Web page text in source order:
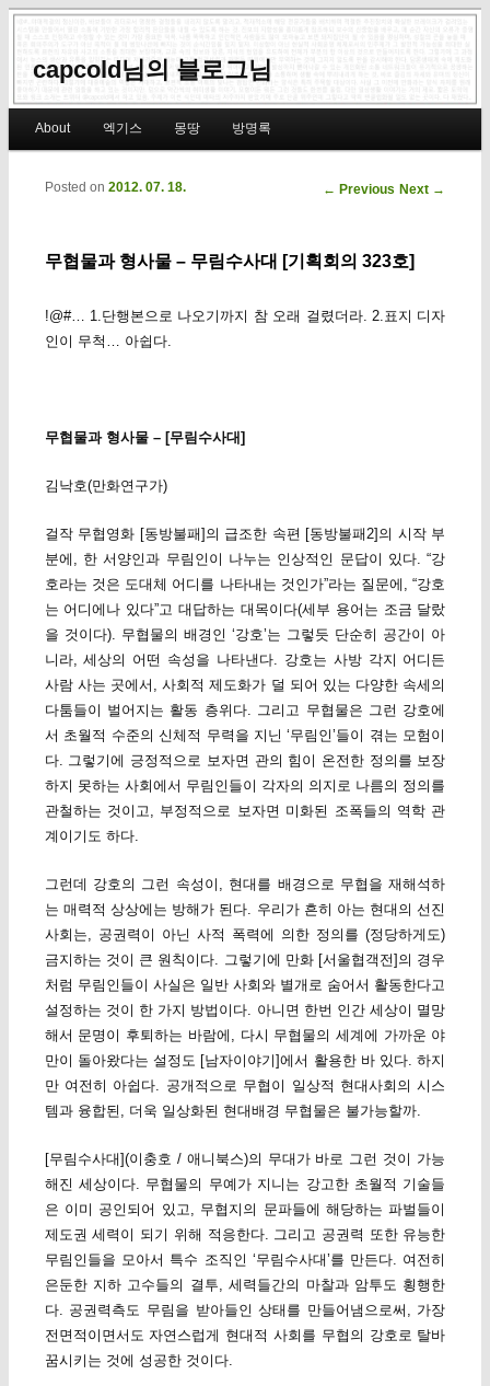
capcold님의 블로그님
Skip to primary content
Skip to secondary content
About 엑기스 몽땅 방명록
Post navigation
← Previous Next →
무협물과 형사물 – 무림수사대 [기획회의 323호]
Posted on 2012. 07. 18.
!@#… 1.단행본으로 나오기까지 참 오래 걸렸더라. 2.표지 디자
인이 무척… 아쉽다.
무협물과 형사물 – [무림수사대]
김낙호(만화연구가)
걸작 무협영화 [동방불패]의 급조한 속편 [동방불패2]의 시작 부
분에, 한 서양인과 무림인이 나누는 인상적인 문답이 있다. “강
호라는 것은 도대체 어디를 나타내는 것인가”라는 질문에, “강호
는 어디에나 있다”고 대답하는 대목이다(세부 용어는 조금 달랐
을 것이다). 무협물의 배경인 ‘강호’는 그렇듯 단순히 공간이 아
니라, 세상의 어떤 속성을 나타낸다. 강호는 사방 각지 어디든
사람 사는 곳에서, 사회적 제도화가 덜 되어 있는 다양한 속세의
다툼들이 벌어지는 활동 층위다. 그리고 무협물은 그런 강호에
서 초월적 수준의 신체적 무력을 지닌 ‘무림인’들이 겪는 모험이
다. 그렇기에 긍정적으로 보자면 관의 힘이 온전한 정의를 보장
하지 못하는 사회에서 무림인들이 각자의 의지로 나름의 정의를
관철하는 것이고, 부정적으로 보자면 미화된 조폭들의 역학 관
계이기도 하다.
그런데 강호의 그런 속성이, 현대를 배경으로 무협을 재해석하
는 매력적 상상에는 방해가 된다. 우리가 흔히 아는 현대의 선진
사회는, 공권력이 아닌 사적 폭력에 의한 정의를 (정당하게도)
금지하는 것이 큰 원칙이다. 그렇기에 만화 [서울협객전]의 경우
처럼 무림인들이 사실은 일반 사회와 별개로 숨어서 활동한다고
설정하는 것이 한 가지 방법이다. 아니면 한번 인간 세상이 멸망
해서 문명이 후퇴하는 바람에, 다시 무협물의 세계에 가까운 야
만이 돌아왔다는 설정도 [남자이야기]에서 활용한 바 있다. 하지
만 여전히 아쉽다. 공개적으로 무협이 일상적 현대사회의 시스
템과 융합된, 더욱 일상화된 현대배경 무협물은 불가능할까.
[무림수사대](이충호 / 애니북스)의 무대가 바로 그런 것이 가능
해진 세상이다. 무협물의 무예가 지니는 강고한 초월적 기술들
은 이미 공인되어 있고, 무협지의 문파들에 해당하는 파벌들이
제도권 세력이 되기 위해 적응한다. 그리고 공권력 또한 유능한
무림인들을 모아서 특수 조직인 ‘무림수사대’를 만든다. 여전히
은둔한 지하 고수들의 결투, 세력들간의 마찰과 암투도 횡행한
다. 공권력측도 무림을 받아들인 상태를 만들어냄으로써, 가장
전면적이면서도 자연스럽게 현대적 사회를 무협의 강호로 탈바
꿈시키는 것에 성공한 것이다.